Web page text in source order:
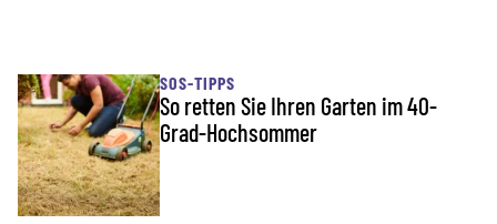
SOS-TIPPS
So retten Sie Ihren Garten im 40-
Grad-Hochsommer